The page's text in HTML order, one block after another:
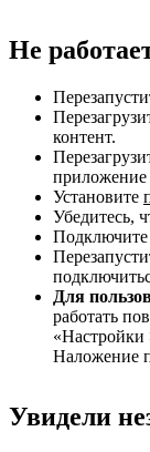
Не
контент.
приложение
Установите
Убедитесь,
Подключите
Для
работать
Наложение
Увидели